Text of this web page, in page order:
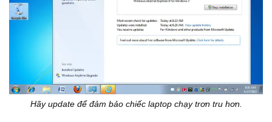
Hãy update để đảm bảo chiếc laptop chạy trơn tru hơn.